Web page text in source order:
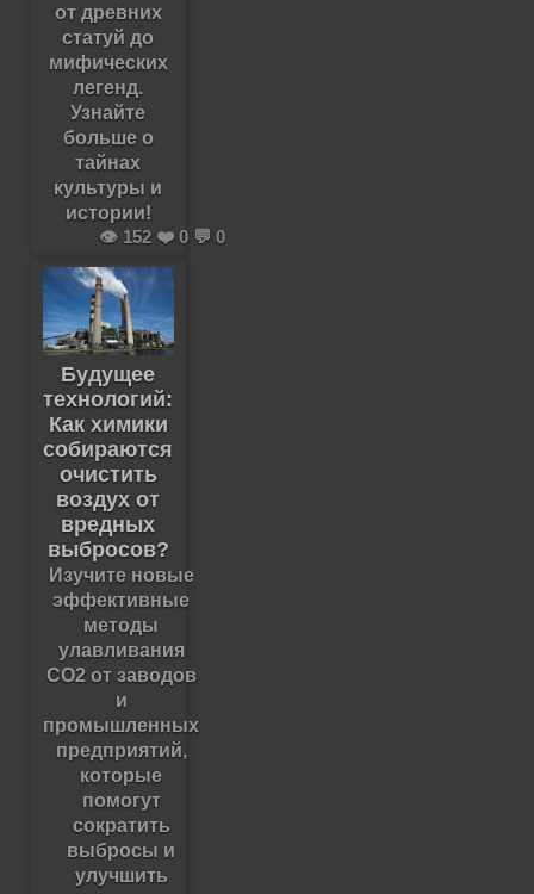
от древних
статуй до
мифических
легенд.
Узнайте
больше о
тайнах
культуры и
истории!
👁️ 152 ❤️ 0 💬 0
Будущее
технологий:
Как химики
собираются
очистить
воздух от
вредных
выбросов?
Изучите новые
эффективные
методы
улавливания
CO2 от заводов
и
промышленных
предприятий,
которые
помогут
сократить
выбросы и
улучшить